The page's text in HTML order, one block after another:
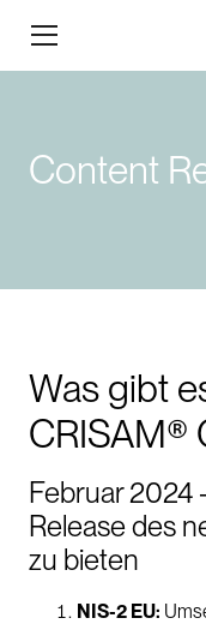
Content
Was gibt
CRISAM®
Februar 2024
Release des
zu bieten
NIS-2 EU: